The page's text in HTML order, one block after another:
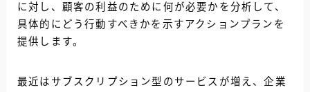
に対し、顧客の利益のために何が必要かを分析して、
具体的にどう行動すべきかを示すアクションプランを
提供します。
最近はサブスクリプション型のサービスが増え、企業